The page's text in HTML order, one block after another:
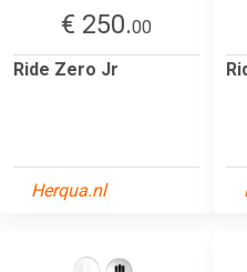
€ 250.00
Ride Zero Jr
Herqua.nl